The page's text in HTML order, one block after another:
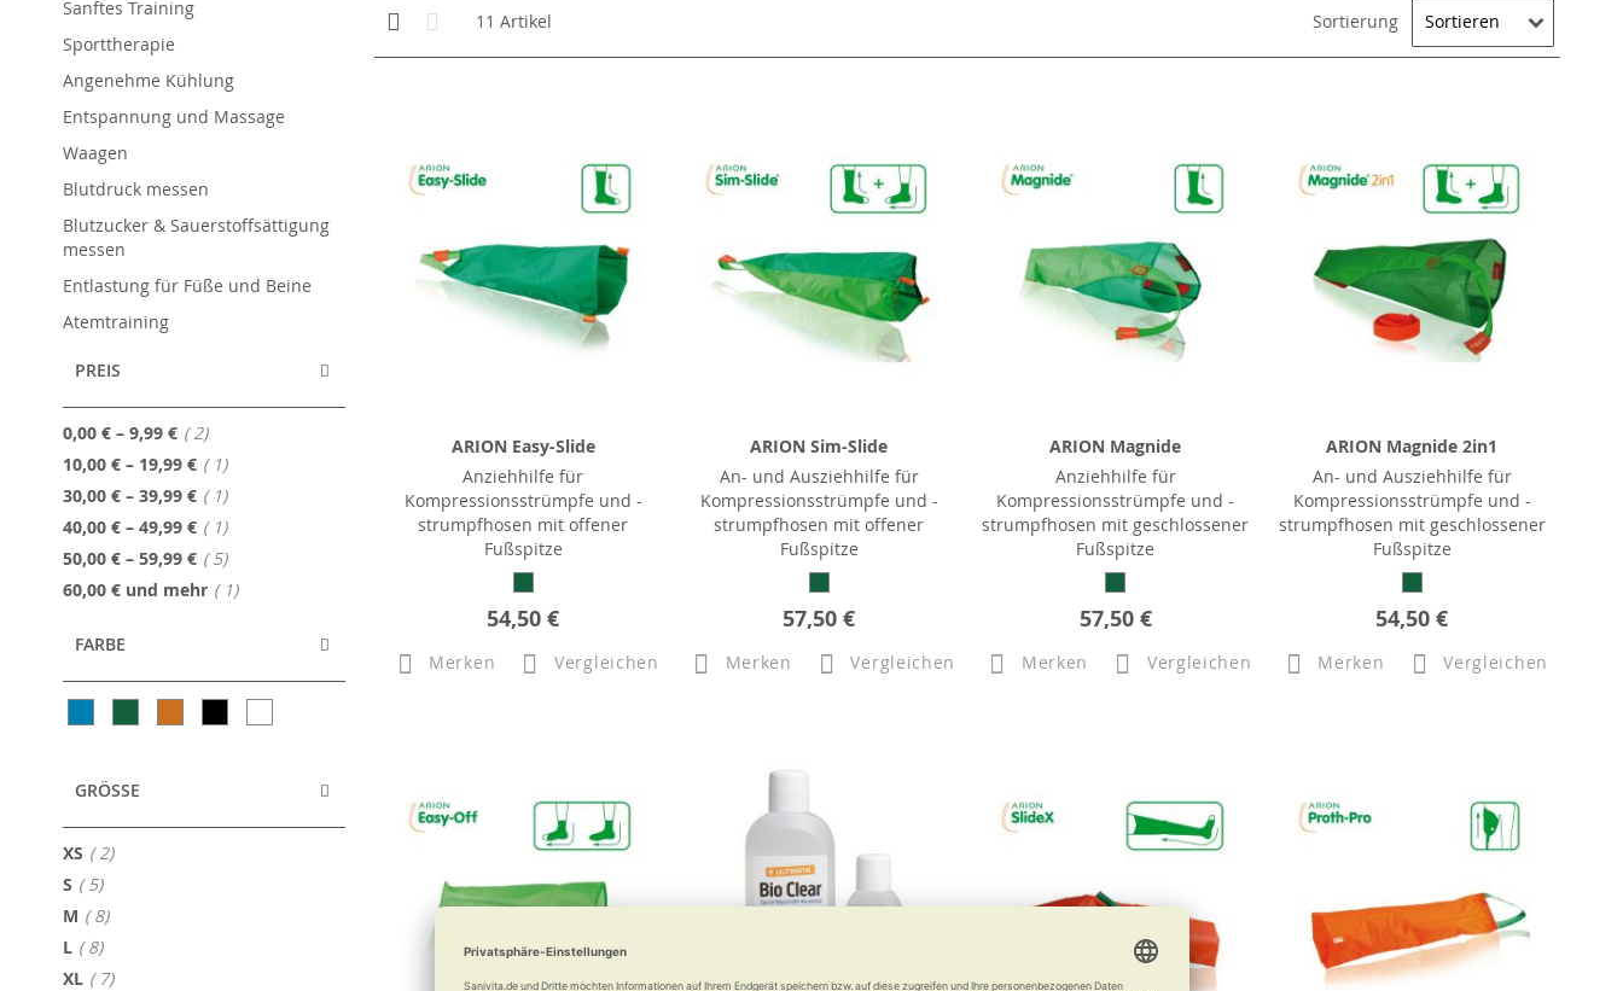
Anzeigen
als
Kachelansicht
11 Artikel Sortierung
ARION Easy-Slide
Anziehhilfe für
Kompressionsstrümpfe und -
strumpfhosen mit offener
Fußspitze
54,50 €
Merken Vergleichen
ARION Sim-Slide
An- und Ausziehhilfe für
Kompressionsstrümpfe und -
strumpfhosen mit offener
Fußspitze
57,50 €
Merken Vergleichen
ARION Magnide
Anziehhilfe für
Kompressionsstrümpfe und -
strumpfhosen mit geschlossener
Fußspitze
57,50 €
Merken Vergleichen
ARION Magnide 2in1
An- und Ausziehhilfe für
Kompressionsstrümpfe und -
strumpfhosen mit geschlossener
Fußspitze
54,50 €
Merken Vergleichen
Sanftes Training
Sporttherapie
Angenehme Kühlung
Entspannung und Massage
Waagen
Blutdruck messen
Blutzucker & Sauerstoffsättigung
messen
Entlastung für Füße und Beine
Atemtraining
PREIS
0,00 € – 9,99 € 2Artikel
10,00 € – 19,99 € 1Artikel
30,00 € – 39,99 € 1Artikel
40,00 € – 49,99 € 1Artikel
50,00 € – 59,99 € 5Artikel
60,00 € und mehr 1Artikel
FARBE
GRÖSSE
XS 2Artikel
S 5Artikel
M 8Artikel
L 8Artikel
XL 7Artikel